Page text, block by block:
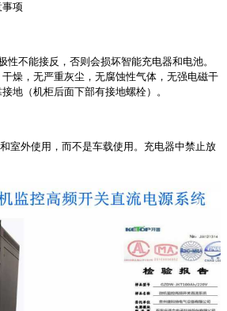
项
不能接反，否则会损坏智能充电器和电池。
燥，无严重灰尘，无腐蚀性气体，无强电磁干
地（机柜后面下部有接地螺栓）。
外使用，而不是车载使用。充电器中禁止放